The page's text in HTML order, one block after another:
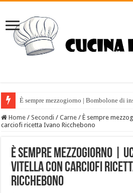
È sempre mezzogiorno | Bombolone di
Home / Secondi / Carne / È sempre
carciofi ricetta Ivano Ricchebono
È sempre mezzogiorno |
vitella con carciofi
Ricchebono